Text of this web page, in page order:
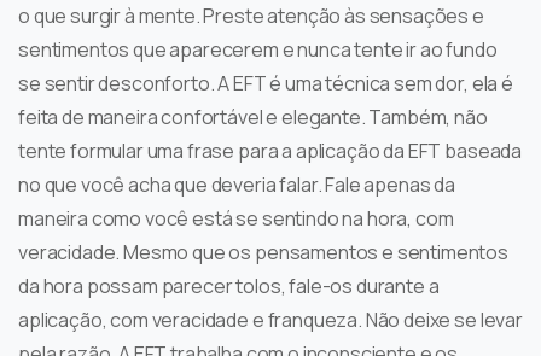
o que surgir à mente. Preste atenção às sensações e
sentimentos que aparecerem e nunca tente ir ao fundo
se sentir desconforto. A EFT é uma técnica sem dor, ela é
feita de maneira confortável e elegante. Também, não
tente formular uma frase para a aplicação da EFT baseada
no que você acha que deveria falar. Fale apenas da
maneira como você está se sentindo na hora, com
veracidade. Mesmo que os pensamentos e sentimentos
da hora possam parecer tolos, fale-os durante a
aplicação, com veracidade e franqueza. Não deixe se levar